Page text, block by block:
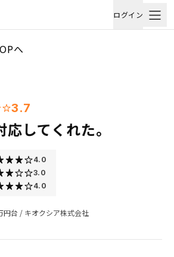
ログイン
へ
3.7
してくれた。
4.0
3.0
4.0
円台 / キオクシア株式会社